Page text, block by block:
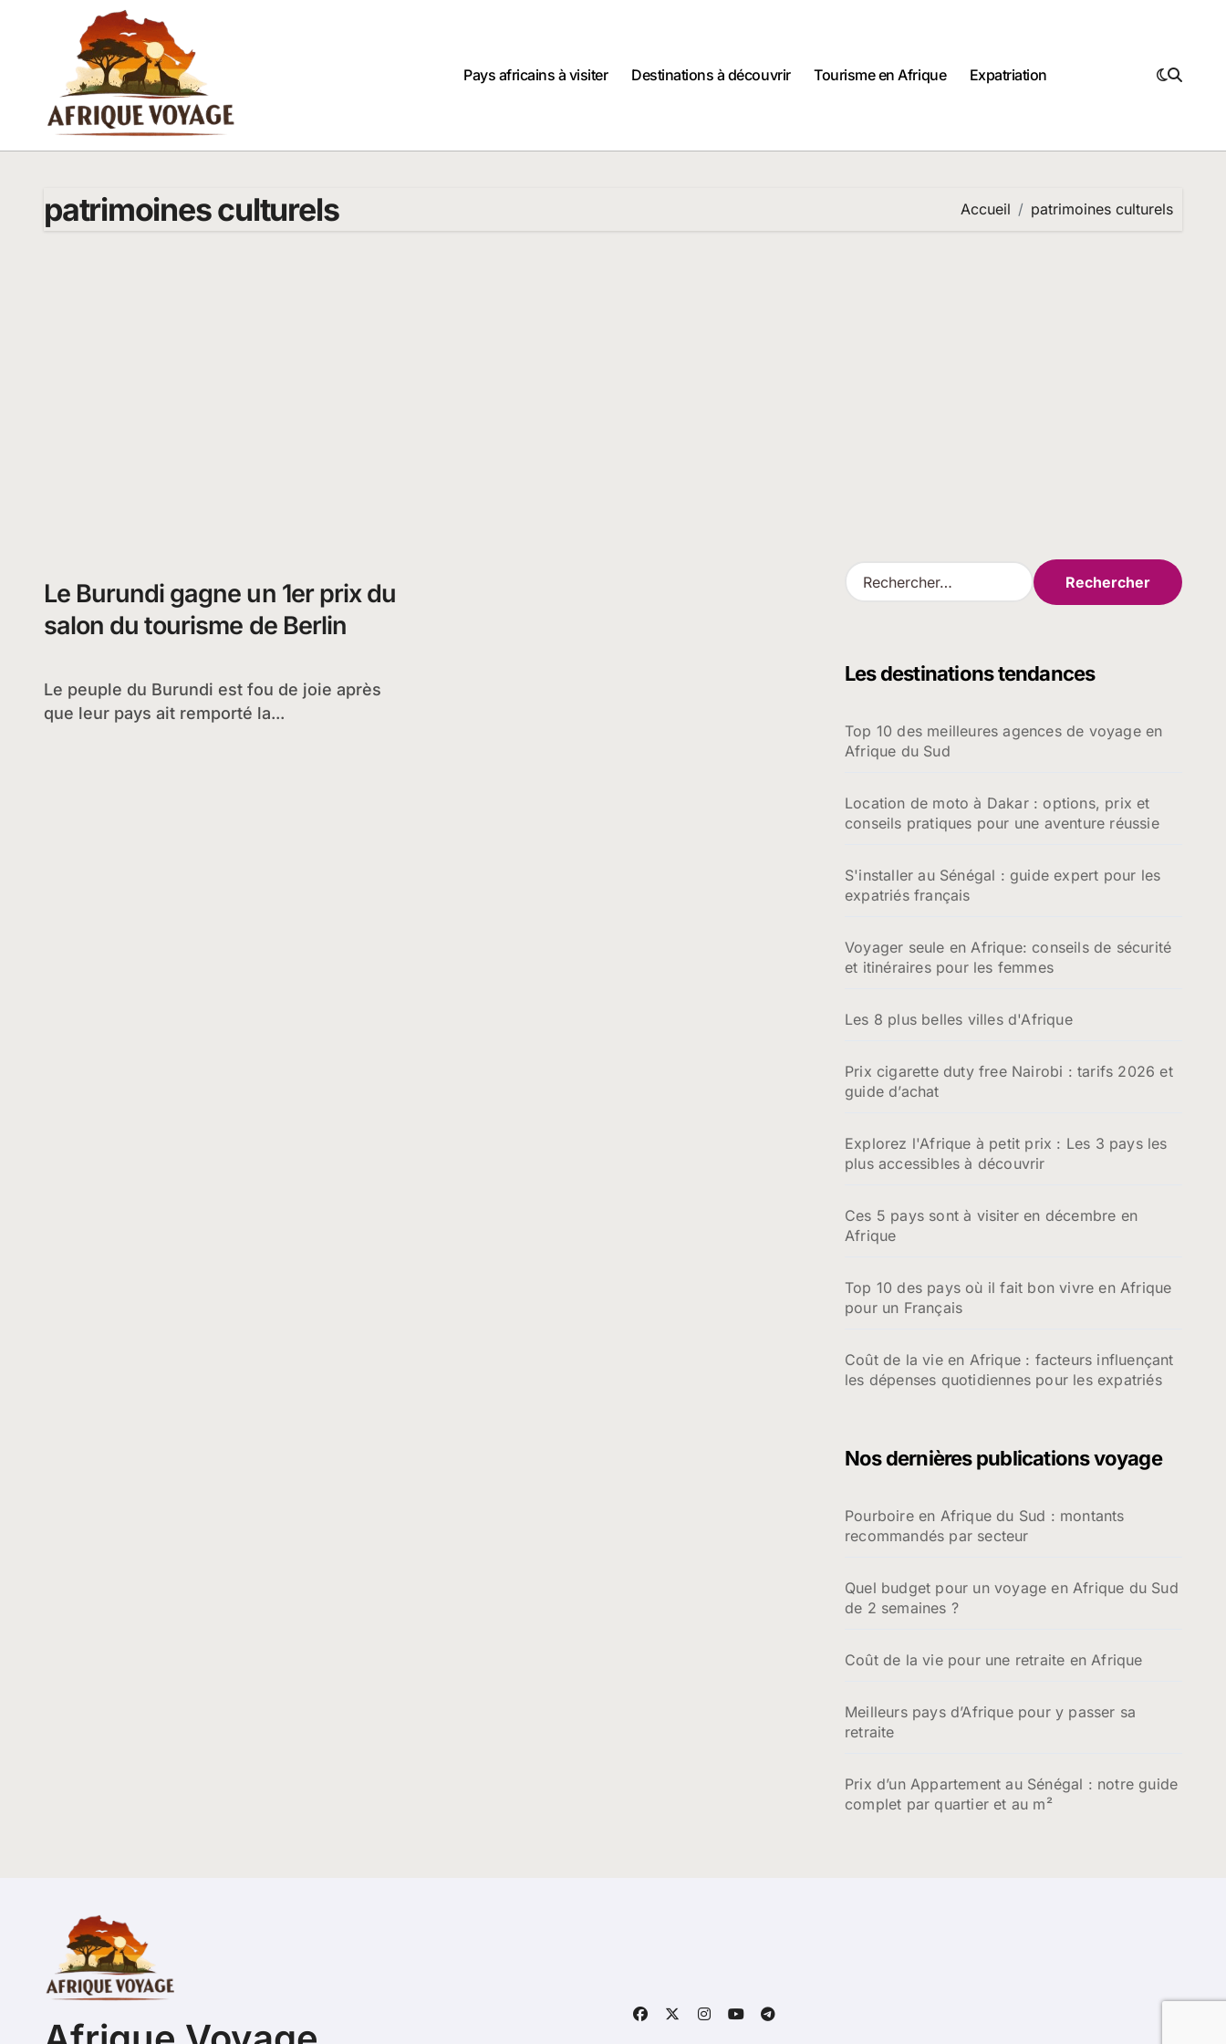
Pays africains à visiter
Destinations à découvrir Tourisme en Afrique Expatriation
patrimoines culturels Accueil patrimoines culturels
Le Burundi gagne un 1er prix du
salon du tourisme de Berlin
Le peuple du Burundi est fou de joie après
que leur pays ait remporté la...
R
e
r
e
r
Les destinations tendances
Top 10 des meilleures agences de voyage en
Afrique du Sud
Location de moto à Dakar : options, prix et
conseils pratiques pour une aventure réussie
S'installer au Sénégal : guide expert pour les
expatriés français
Voyager seule en Afrique: conseils de sécurité
et itinéraires pour les femmes
Les 8 plus belles villes d'Afrique
Prix cigarette duty free Nairobi : tarifs 2026 et
guide d’achat
Explorez l'Afrique à petit prix : Les 3 pays les
plus accessibles à découvrir
Ces 5 pays sont à visiter en décembre en
Afrique
Top 10 des pays où il fait bon vivre en Afrique
pour un Français
Coût de la vie en Afrique : facteurs influençant
les dépenses quotidiennes pour les expatriés
Nos dernières publications voyage
Pourboire en Afrique du Sud : montants
recommandés par secteur
Quel budget pour un voyage en Afrique du Sud
de 2 semaines ?
Coût de la vie pour une retraite en Afrique
Meilleurs pays d’Afrique pour y passer sa
retraite
Prix d’un Appartement au Sénégal : notre guide
complet par quartier et au m²